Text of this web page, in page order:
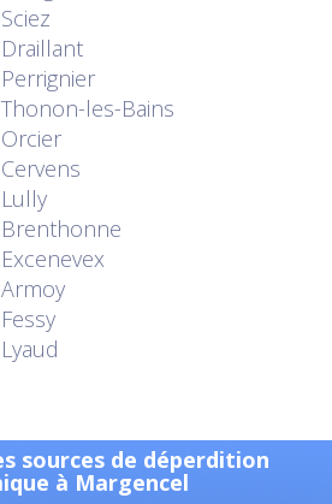
les-Bains
sources de déperdition
à Margencel